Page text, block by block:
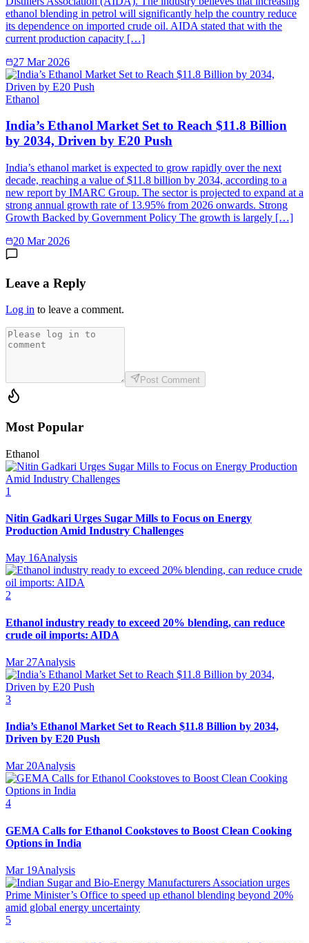
ethanol blending in petrol will significantly help the country reduce
its dependence on imported crude oil. AIDA stated that with the
current production capacity […]
27 Mar 2026
Ethanol
India’s Ethanol Market Set to Reach $11.8 Billion
by 2034, Driven by E20 Push
India’s ethanol market is expected to grow rapidly over the next
decade, reaching a value of $11.8 billion by 2034, according to a
new report by IMARC Group. The sector is projected to expand at a
strong annual growth rate of 13.95% from 2026 onwards. Strong
Growth Backed by Government Policy The growth is largely […]
20 Mar 2026
Leave a Reply
Log in to leave a comment.
Post Comment
Most Popular
Ethanol
1
Nitin Gadkari Urges Sugar Mills to Focus on Energy
Production Amid Industry Challenges
May 16Analysis
2
Ethanol industry ready to exceed 20% blending, can reduce
crude oil imports: AIDA
Mar 27Analysis
3
India’s Ethanol Market Set to Reach $11.8 Billion by 2034,
Driven by E20 Push
Mar 20Analysis
4
GEMA Calls for Ethanol Cookstoves to Boost Clean Cooking
Options in India
Mar 19Analysis
5